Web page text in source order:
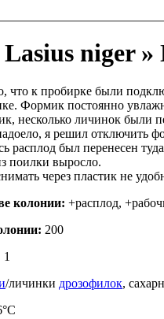
Lasius niger »
что к пробирке были
Формик постоянно
несколько личинок были
я решил отключить
расплод был перенесен
поилки выросло.
через пластик не
кoлонии: +расплод,
200
1
/личинки дрозофилок,